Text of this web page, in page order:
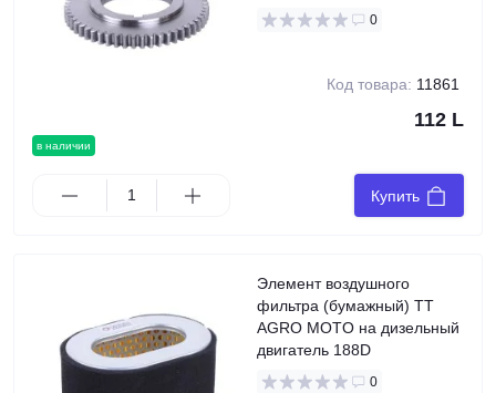
в наличии
0
Код товара: 11861
112 L
Купить
Элемент воздушного
фильтра (бумажный) TT
AGRO MOTO на дизельный
двигатель 188D
0